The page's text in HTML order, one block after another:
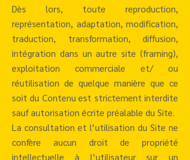
Dès lors, toute reproduction,
représentation, adaptation, modification,
traduction, transformation, diffusion,
intégration dans un autre site (framing),
exploitation commerciale et/ ou
réutilisation de quelque manière que ce
soit du Contenu est strictement interdite
sauf autorisation écrite préalable du Site.
La consultation et l’utilisation du Site ne
confère aucun droit de propriété
intellectuelle à l’utilisateur sur un